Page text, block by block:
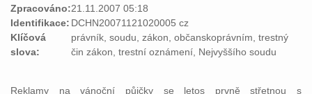
Zpracováno:21.11.2007 05:18
Identifikace: DCHN20071121020005 cz
Klíčová
slova:
právník, soudu, zákon, občanskoprávním, trestný
čin zákon, trestní oznámení, Nejvyššího soudu
Reklamy na vánoční půjčky se letos prvně střetnou s